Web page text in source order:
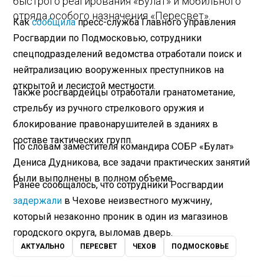
отряда особого назначения «Пересвет».
Каксообщилапресс-служба Главного управления
Росгвардии по Подмосковью, сотрудники
спецподразделений ведомства отработали поиск и
нейтрализацию вооруженных преступников на
открытой и лесистой местности.
Также росгвардейцы отработали гранатометание,
стрельбу из ручного стрелкового оружия и
блокирование правонарушителей в зданиях в
составе тактических групп.
По словам заместителя командира СОБР «Булат»
Дениса Дудникова, все задачи практических занятий
были выполнены в полном объеме.
Ранее сообщалось, что сотрудники Росгвардии
задержали в Чехове неизвестного мужчину,
который незаконно проник в один из магазинов
городского округа, выломав дверь.
АКТУАЛЬНО ПЕРЕСВЕТ ЧЕХОВ ПОДМОСКОВЬЕ